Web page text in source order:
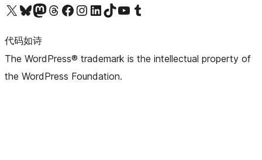
关注我们的 X（原 Twitter）账号访问我们的 Bluesky 账号关注我们的 Mastodon 账号访问我们的 Threads 账号 访问我们的 Facebook 公共主页关注我们的 Instagram 账号 关注我们的 LinkedIn 主页访问我们的 TikTok 账号访问我们的 YouTube 频道 访问我们的 Tumblr 账号
代码如诗
The WordPress® trademark is the intellectual property of
the WordPress Foundation.